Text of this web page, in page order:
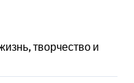
творчество и